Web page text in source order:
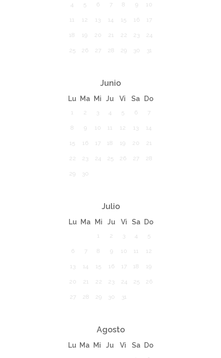
4 5 6 7 8 9 10
11 12 13 14 15 16 17
18 19 20 21 22 23 24
25 26 27 28 29 30 31
Junio
Lu Ma Mi Ju Vi Sa Do
1 2 3 4 5 6 7
8 9 10 11 12 13 14
15 16 17 18 19 20 21
22 23 24 25 26 27 28
29 30
Julio
Lu Ma Mi Ju Vi Sa Do
1 2 3 4 5
6 7 8 9 10 11 12
13 14 15 16 17 18 19
20 21 22 23 24 25 26
27 28 29 30 31
Agosto
Lu Ma Mi Ju Vi Sa Do